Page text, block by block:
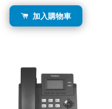
加入購物車